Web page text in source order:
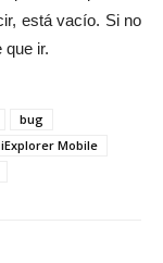
está vacío. Si no
que ir.
bug
iExplorer Mobile